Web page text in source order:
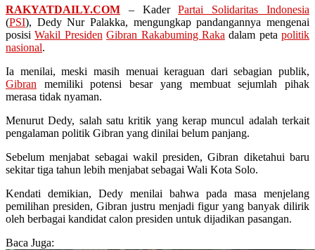
RAKYATDAILY.COM – KaderPartai Solidaritas Indonesia
(PSI), Dedy Nur Palakka, mengungkap pandangannya mengenai
posisiWakil Presiden Gibran Rakabuming Raka dalam peta politik
nasional.
Ia menilai, meski masih menuai keraguan dari sebagian publik,
Gibran memiliki potensi besar yang membuat sejumlah pihak
merasa tidak nyaman.
Menurut Dedy, salah satu kritik yang kerap muncul adalah terkait
pengalaman politik Gibran yang dinilai belum panjang.
Sebelum menjabat sebagai wakil presiden, Gibran diketahui baru
sekitar tiga tahun lebih menjabat sebagai Wali Kota Solo.
Kendati demikian, Dedy menilai bahwa pada masa menjelang
pemilihan presiden, Gibran justru menjadi figur yang banyak dilirik
oleh berbagai kandidat calon presiden untuk dijadikan pasangan.
Baca Juga: